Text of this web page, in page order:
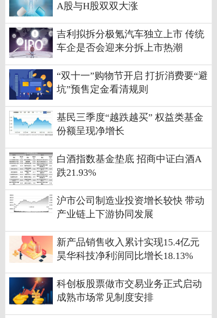
A股与H股双双大涨
吉利拟拆分极氪汽车独立上市 传统
车企是否会迎来分拆上市热潮
“双十一”购物节开启 打折消费要“避
坑”预售定金看清规则
基民三季度“越跌越买” 权益类基金
份额呈现净增长
白酒指数基金垫底 招商中证白酒A
跌21.93%
沪市公司制造业投资增长较快 带动
产业链上下游协同发展
新产品销售收入累计实现15.4亿元
昊华科技净利润同比增长18.13%
科创板股票做市交易业务正式启动
成熟市场常见制度安排